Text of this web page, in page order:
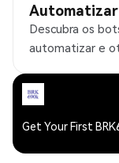
Descubra os
automatizar e
Get Your First